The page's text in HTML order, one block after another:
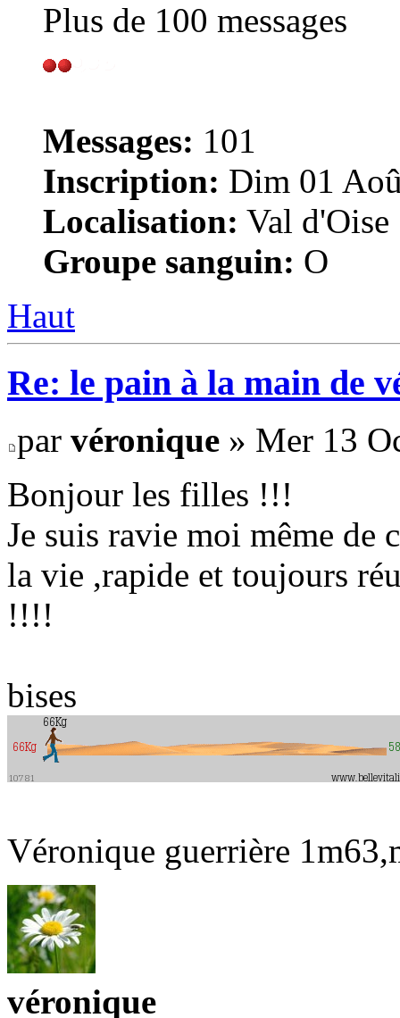
Plus de 100 messages
Messages: 101
Inscription: Dim 01
Localisation: Val d'Oise
Groupe sanguin: O
Haut
Re: le pain à la main de
par véronique » Mer 13
Bonjour les filles !!!
Je suis ravie moi même
la vie ,rapide et toujours
!!!!
bises
Véronique guerrière
véronique